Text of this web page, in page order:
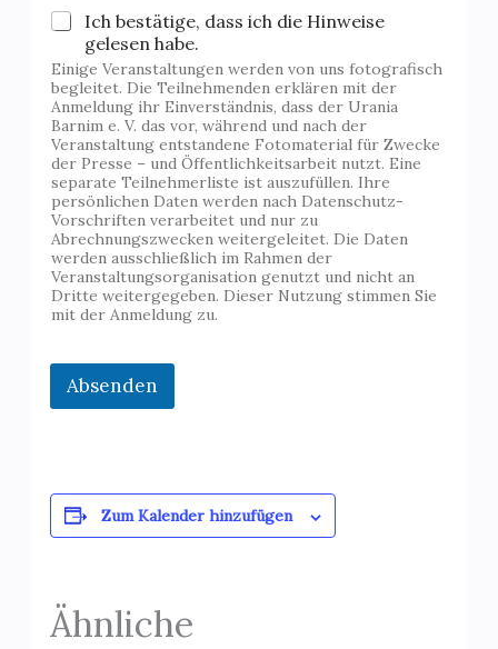
Ich bestätige, dass ich die Hinweise
gelesen habe.
Einige Veranstaltungen werden von uns fotografisch
begleitet. Die Teilnehmenden erklären mit der
Anmeldung ihr Einverständnis, dass der Urania
Barnim e. V. das vor, während und nach der
Veranstaltung entstandene Fotomaterial für Zwecke
der Presse – und Öffentlichkeitsarbeit nutzt. Eine
separate Teilnehmerliste ist auszufüllen. Ihre
persönlichen Daten werden nach Datenschutz-
Vorschriften verarbeitet und nur zu
Abrechnungszwecken weitergeleitet. Die Daten
werden ausschließlich im Rahmen der
Veranstaltungsorganisation genutzt und nicht an
Dritte weitergegeben. Dieser Nutzung stimmen Sie
mit der Anmeldung zu.
Absenden
Zum Kalender hinzufügen
Ähnliche